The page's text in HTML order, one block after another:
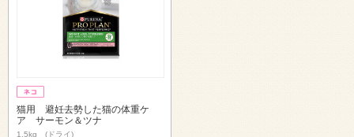
猫用 避妊去勢した猫の体重ケ
ア サーモン＆ツナ
1.5kg (ドライ)